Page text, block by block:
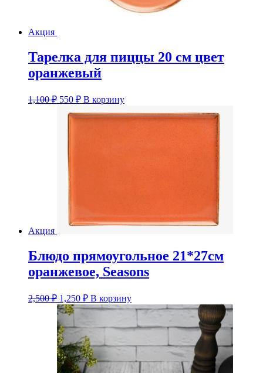
Акция
Тарелка для пиццы 20 см цвет
оранжевый
1,100₽ Первоначальная
составляла
550 ₽Текущая
цена:
550 ₽.
В корзину
Акция
Блюдо прямоугольное 21*27см
оранжевое, Seasons
2,500₽ Первоначальная
цена
составляла
2,500 ₽.
1,250 ₽Текущая
цена:
В корзину